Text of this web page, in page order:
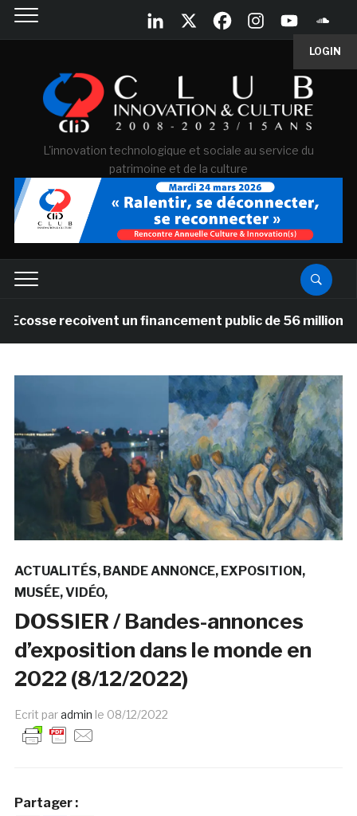
LOGIN
L'innovation technologique et sociale au service du
patrimoine et de la culture
recoivent un financement public de 56 millions de £
ACTUALITÉS BANDE ANNONCE EXPOSITION
MUSÉE VIDÉO
DOSSIER / Bandes-annonces
d’exposition dans le monde en
2022 (8/12/2022)
Ecrit paradmin le 08/12/2022
Partager :